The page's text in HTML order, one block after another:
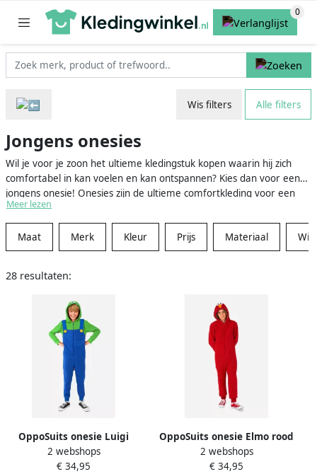
Wis filters Alle filters
Jongens onesies
Wil je voor je zoon het ultieme kledingstuk kopen waarin hij zich
comfortabel in kan voelen en kan ontspannen? Kies dan voor een
jongens onesie! Onesies zijn de ultieme comfortkleding voor een
luie dag. In een jongens onesie voelt je zoon zich altijd relaxed.
Jongens onesies zijn er in allerlei soorten en maten, dus er is altijd
wel een model dat bij zijn voorkeuren past. Onesies zijn niet alleen
heel erg leuk om te dragen, maar ook nog eens heel erg praktisch.
zoon gemakkelijk zijn spullen kan opbergen. je ook geen aparte jas
overzicht brengen we het aanbod aan onesies van vele webshops
samen. Bekijk en vergelijk nu de selectie!
Meer lezen
Maat Merk Kleur Prijs Materiaal
28 resultaten:
OppoSuits onesie Luigi
blauw groen Jongens
Polyester Capuchon All over
2 webshops
€ 34,95
OppoSuits onesie Elmo rood
Jongens Polyester
Capuchon All over print 122
2 webshops
€ 34,95